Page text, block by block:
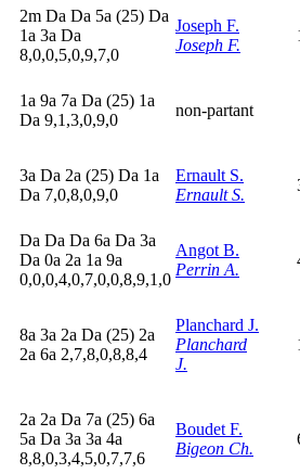
2m Da Da 5a (25) Da
1a 3a Da
8,0,0,5,0,9,7,0
Joseph F.
Joseph F.
1a 9a 7a Da (25) 1a
Da 9,1,3,0,9,0
non-partant
3a Da 2a (25) Da 1a
Da 7,0,8,0,9,0
Ernault S.
Ernault S.
Da Da Da 6a Da 3a
Da 0a 2a 1a 9a
0,0,0,4,0,7,0,0,8,9,1,0
Angot B.
Perrin A.
8a 3a 2a Da (25) 2a
2a 6a 2,7,8,0,8,8,4
Planchard J.
Planchard
J.
2a 2a Da 7a (25) 6a
5a Da 3a 3a 4a
8,8,0,3,4,5,0,7,7,6
Boudet F.
Bigeon Ch.